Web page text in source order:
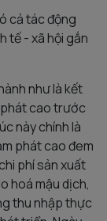
cả tác động
tế - xã hội gắn
như là kết
cao trước
này chính là
phát cao đem
phí sản xuất
hoá mậu dịch,
thu nhập thực